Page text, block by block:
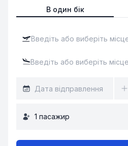
В один бік
1 пасажир